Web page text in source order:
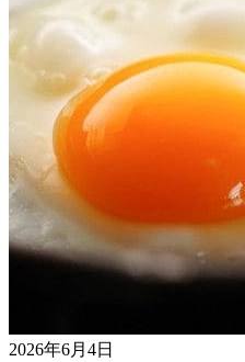
2026年6月4日